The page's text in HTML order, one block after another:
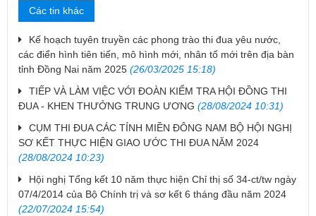
Các tin khác
Kế hoạch tuyên truyền các phong trào thi đua yêu nước,
các điển hình tiên tiến, mô hình mới, nhân tố mới trên địa bàn
tỉnh Đồng Nai năm 2025 (26/03/2025 15:18)
TIẾP VÀ LÀM VIỆC VỚI ĐOÀN KIỂM TRA HỘI ĐỒNG THI
ĐUA - KHEN THƯỞNG TRUNG ƯƠNG (28/08/2024 10:31)
CỤM THI ĐUA CÁC TỈNH MIỀN ĐÔNG NAM BỘ HỘI NGHỊ
SƠ KẾT THỰC HIỆN GIAO ƯỚC THI ĐUA NĂM 2024
(28/08/2024 10:23)
Hội nghị Tổng kết 10 năm thực hiện Chỉ thị số 34-ct/tw ngày
07/4/2014 của Bộ Chính trị và sơ kết 6 tháng đầu năm 2024
(22/07/2024 15:54)